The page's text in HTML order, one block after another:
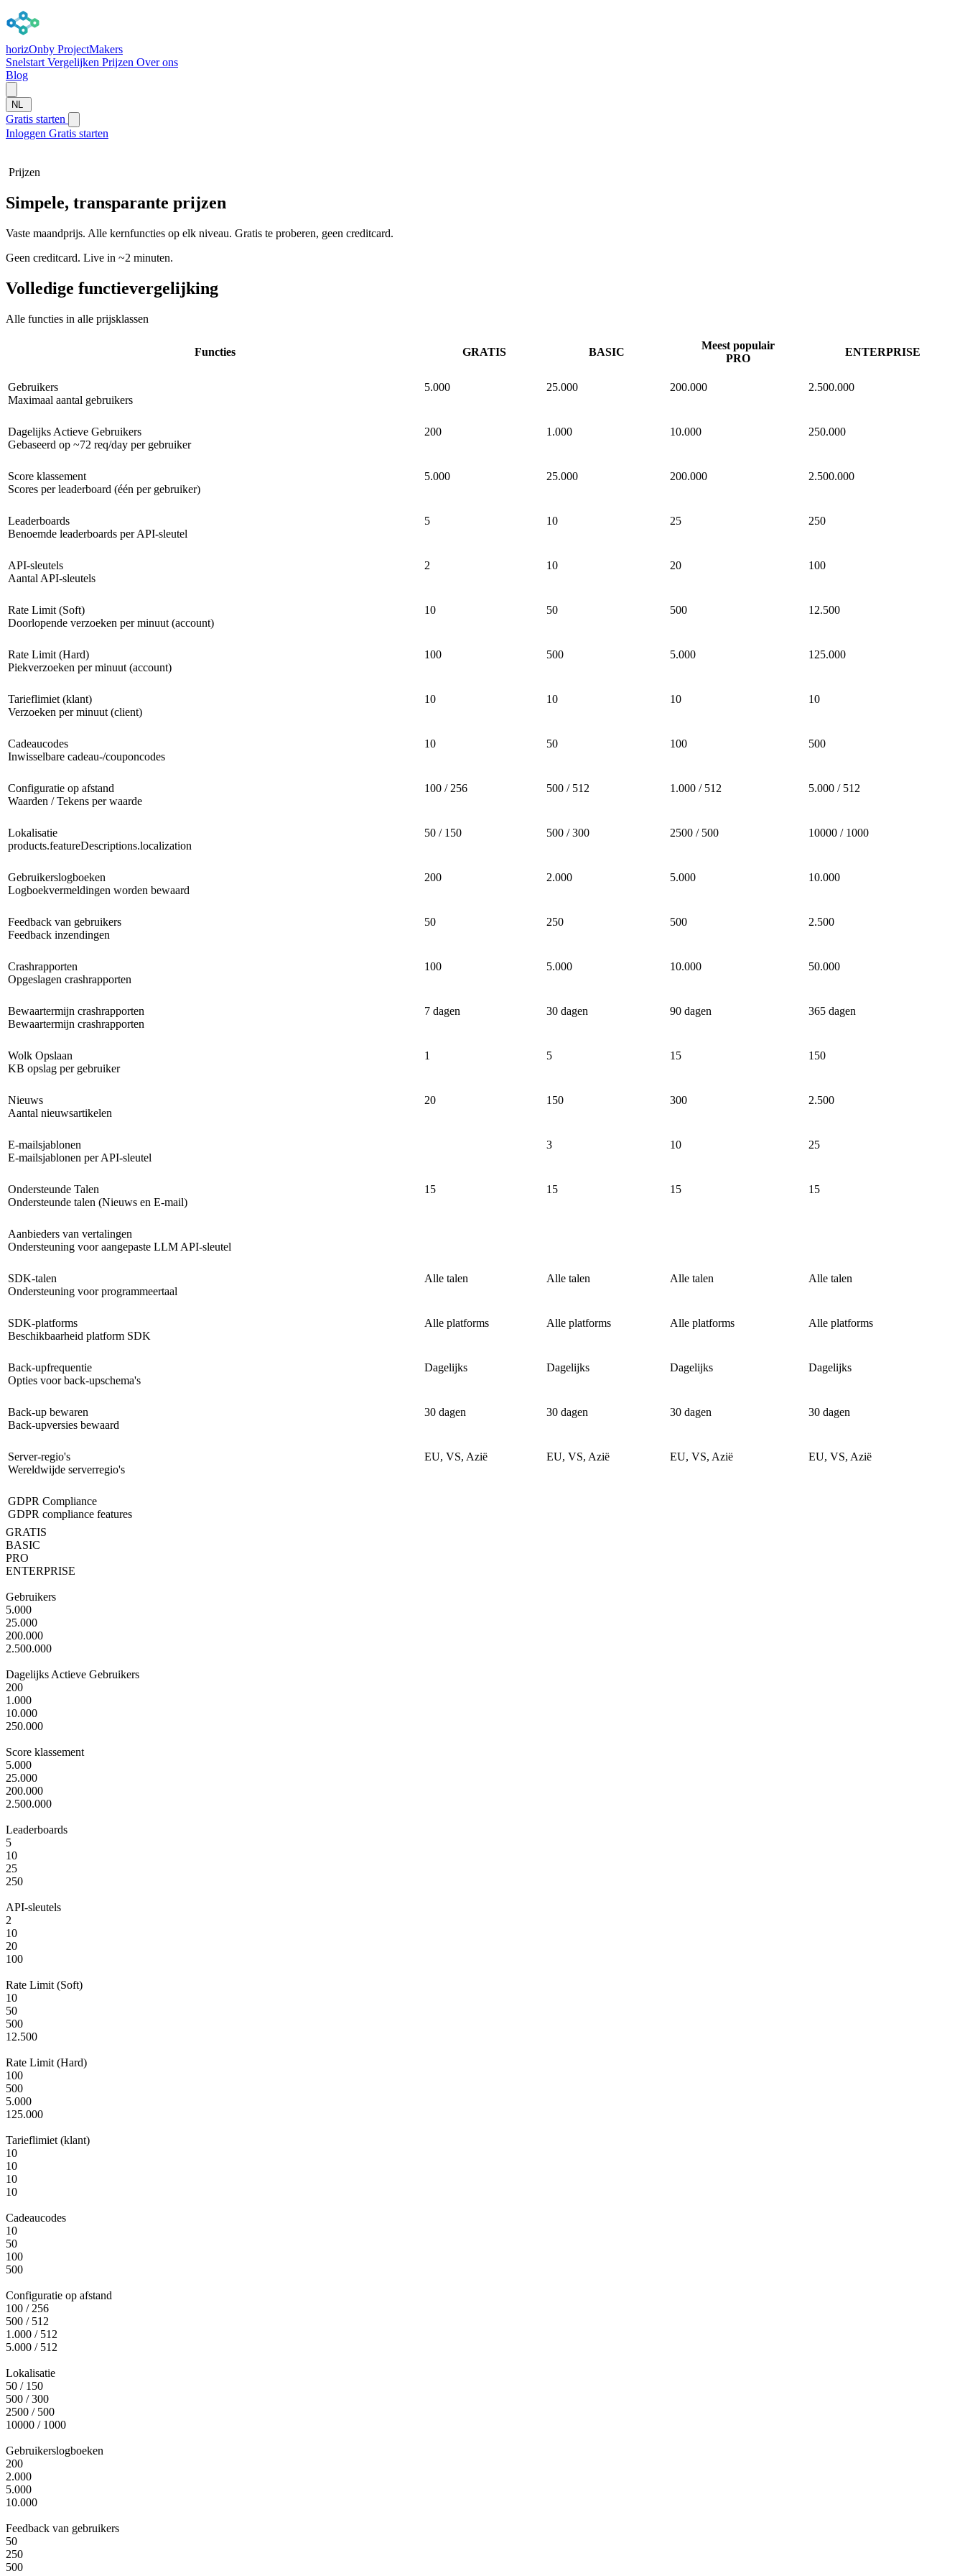
horizOnby ProjectMakers
Snelstart Vergelijken Prijzen Over ons
Blog
NL
Gratis starten
Inloggen Gratis starten
Prijzen
Simpele, transparante prijzen
Vaste maandprijs. Alle kernfuncties op elk niveau. Gratis te proberen, geen creditcard.
Geen creditcard. Live in ~2 minuten.
Volledige functievergelijking
Alle functies in alle prijsklassen
Functies GRATIS BASIC
Meest populair
PRO
ENTERPRISE
Gebruikers
Maximaal aantal gebruikers
5.000 25.000 200.000 2.500.000
Dagelijks Actieve Gebruikers
Gebaseerd op ~72 req/day per gebruiker
200 1.000 10.000 250.000
Score klassement
Scores per leaderboard (één per gebruiker)
5.000 25.000 200.000 2.500.000
Leaderboards
Benoemde leaderboards per API-sleutel
5 10 25 250
API-sleutels
Aantal API-sleutels
2 10 20 100
Rate Limit (Soft)
Doorlopende verzoeken per minuut (account)
10 50 500 12.500
Rate Limit (Hard)
Piekverzoeken per minuut (account)
100 500 5.000 125.000
Tarieflimiet (klant)
Verzoeken per minuut (client)
10 10 10 10
Cadeaucodes
Inwisselbare cadeau-/couponcodes
10 50 100 500
Configuratie op afstand
Waarden / Tekens per waarde
100 / 256 500 / 512 1.000 / 512 5.000 / 512
Lokalisatie
products.featureDescriptions.localization
50 / 150 500 / 300 2500 / 500 10000 / 1000
Gebruikerslogboeken
Logboekvermeldingen worden bewaard
200 2.000 5.000 10.000
Feedback van gebruikers
Feedback inzendingen
50 250 500 2.500
Crashrapporten
Opgeslagen crashrapporten
100 5.000 10.000 50.000
Bewaartermijn crashrapporten
Bewaartermijn crashrapporten
7 dagen 30 dagen 90 dagen 365 dagen
Wolk Opslaan
KB opslag per gebruiker
1 5 15 150
Nieuws
Aantal nieuwsartikelen
20 150 300 2.500
E-mailsjablonen
E-mailsjablonen per API-sleutel
3 10 25
Ondersteunde Talen
Ondersteunde talen (Nieuws en E-mail)
15 15 15 15
Aanbieders van vertalingen
Ondersteuning voor aangepaste LLM API-sleutel
SDK-talen
Ondersteuning voor programmeertaal
Alle talen Alle talen Alle talen Alle talen
SDK-platforms
Beschikbaarheid platform SDK
Alle platforms Alle platforms Alle platforms Alle platforms
Back-upfrequentie
Opties voor back-upschema's
Dagelijks Dagelijks Dagelijks Dagelijks
Back-up bewaren
Back-upversies bewaard
30 dagen 30 dagen 30 dagen 30 dagen
Server-regio's
Wereldwijde serverregio's
EU, VS, Azië EU, VS, Azië EU, VS, Azië EU, VS, Azië
GDPR Compliance
GDPR compliance features
GRATIS
BASIC
PRO
ENTERPRISE
Gebruikers
5.000
25.000
200.000
2.500.000
Het maximum aantal gebruikers dat je applicatie kan ondersteunen.
Dagelijks Actieve Gebruikers
200
1.000
10.000
250.000
Geschat aantal dagelijks actieve gebruikers op basis van ~72 API-verzoeken per dag per gebruiker. Typische games doen gemiddeld 40-50 verzoeken per dag, dus goed geoptimaliseerde games kunnen
aanzienlijk meer dagelijkse gebruikers ondersteunen binnen dezelfde Rate Limit. Dit is geen harde limiet — het weerspiegelt de Rate Limit-capaciteit van je abonnement.
Score klassement
5.000
25.000
200.000
2.500.000
Elke gebruiker kan één score per leaderboard hebben. Het totale aantal leaderboard-items is gelijk aan je gebruikerslimiet.
Leaderboards
5
10
25
250
Aantal benoemde leaderboards (boards) dat je per API-sleutel kunt aanmaken. Gebruik aparte boards voor globale, regionale, wekelijkse of seizoensgebonden ranglijsten.
API-sleutels
2
10
20
100
Aantal API-sleutels dat u kunt genereren. Gebruik verschillende sleutels voor verschillende platforms of omgevingen (ontwikkeling, staging, productie).
Rate Limit (Soft)
10
50
500
12.500
Het doorlopende aantal API-verzoeken dat je account per minuut aankan voor alle clients. Dit vertegenwoordigt de normale verwerkingscapaciteit van je abonnement.
Rate Limit (Hard)
100
500
5.000
125.000
Het piekaantal API-verzoeken dat je account per minuut aankan. Deze hogere limiet vangt verkeerspieken en burst-activiteit op. Bij aanhoudende overschrijding van deze limiet worden verzoeken vertraagd.
Tarieflimiet (klant)
10
10
10
10
Maximaal aantal API-verzoeken per minuut per individuele client/gebruiker. De harde limiet is 20 verz/min. Dit voorkomt dat individuele gebruikers je hele limiet gebruiken.
Cadeaucodes
10
50
100
500
Maak promotiecodes die beloningen, items of premium functies aan spelers toekennen. Perfect voor marketingcampagnes en community-evenementen.
Configuratie op afstand
100 / 256
500 / 512
1.000 / 512
5.000 / 512
Sla gameconfiguratie op afstand op. Update game-instellingen, feature flags of A/B-testwaarden zonder een nieuwe versie uit te rollen. Formaat: max waarden / max tekens per waarde.
Lokalisatie
50 / 150
500 / 300
2500 / 500
10000 / 1000
products.featureInfo.localization
Gebruikerslogboeken
200
2.000
5.000
10.000
Stuur debug-logs van je game naar horizOn voor analyse. Categoriseer logs als INFO, WARN of ERROR. Voeg metadata en stack traces toe voor debugging.
Feedback van gebruikers
50
250
500